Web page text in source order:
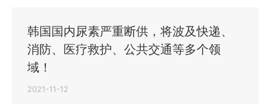
韩国国内尿素严重断供，将波及快递、
消防、医疗救护、公共交通等多个领
域！
2021-11-12